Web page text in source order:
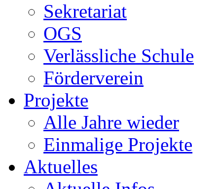
Sekretariat
OGS
Verlässliche Schule
Förderverein
Projekte
Alle Jahre wieder
Einmalige Projekte
Aktuelles